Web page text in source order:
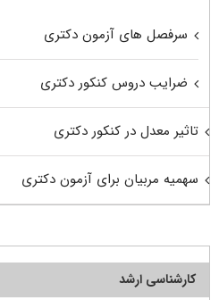
سرفصل های آزمون دکتری
ضرایب دروس کنکور دکتری
تاثیر معدل در کنکور دکتری
سهمیه مربیان برای آزمون دکتری
کارشناسی ارشد